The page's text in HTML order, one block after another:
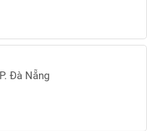
Đà Nẵng